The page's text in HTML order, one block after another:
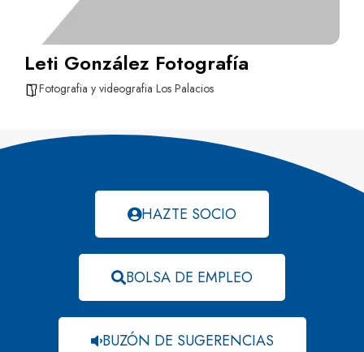
Leti González Fotografía
Fotografia y videografia Los Palacios
HAZTE SOCIO
BOLSA DE EMPLEO
BUZÓN DE SUGERENCIAS